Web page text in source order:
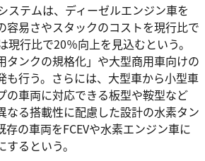
ステムは、ディーゼルエンジン車を
容易さやスタックのコストを現行比で
現行比で20％向上を見込むという。
タンクの規格化」や大型商用車向けの
も行う。さらには、大型車から小型車
の車両に対応できる板型や鞍型など
なる搭載性に配慮した設計の水素タン
存の車両をFCEVや水素エンジン車に
るという。